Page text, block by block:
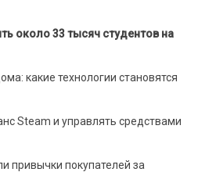
около 33 тысяч студентов на
какие технологии становятся
Steam и управлять средствами
привычки покупателей за